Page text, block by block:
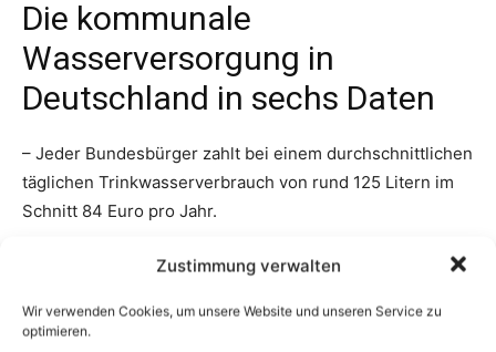
Zustimmung verwalten
Wir verwenden Cookies, um unsere Website und unseren Service zu
optimieren.